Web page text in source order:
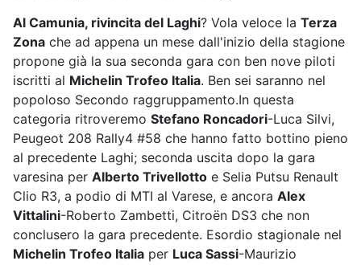
Al Camunia, rivincita del Laghi? Vola veloce la Terza
Zona che ad appena un mese dall'inizio della stagione
propone già la sua seconda gara con ben nove piloti
iscritti al Michelin Trofeo Italia. Ben sei saranno nel
popoloso Secondo raggruppamento.In questa
categoria ritroveremo Stefano Roncadori-Luca Silvi,
Peugeot 208 Rally4 #58 che hanno fatto bottino pieno
al precedente Laghi; seconda uscita dopo la gara
varesina per Alberto Trivellotto e Selia Putsu Renault
Clio R3, a podio di MTI al Varese, e ancora Alex
Vittalini-Roberto Zambetti, Citroën DS3 che non
conclusero la gara precedente. Esordio stagionale nel
Michelin Trofeo Italia per Luca Sassi-Maurizio